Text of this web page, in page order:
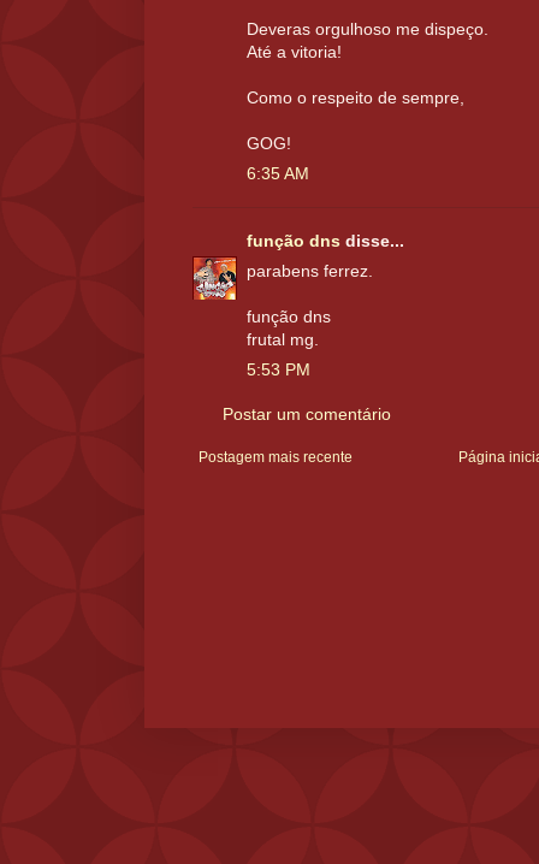
Deveras orgulhoso me dispeço.
Até a vitoria!
Como o respeito de sempre,
GOG!
6:35 AM
função dns disse...
parabens ferrez.
função dns
frutal mg.
5:53 PM
Postar um comentário
Postagem mais recente Página